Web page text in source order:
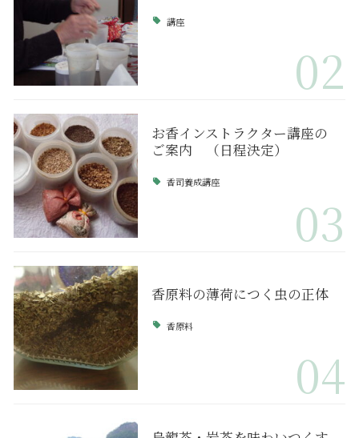
講座
02
お香インストラクター講座の
ご案内 （日程決定）
香司養成講座
03
香原料の薄荷につく虫の正体
香原料
04